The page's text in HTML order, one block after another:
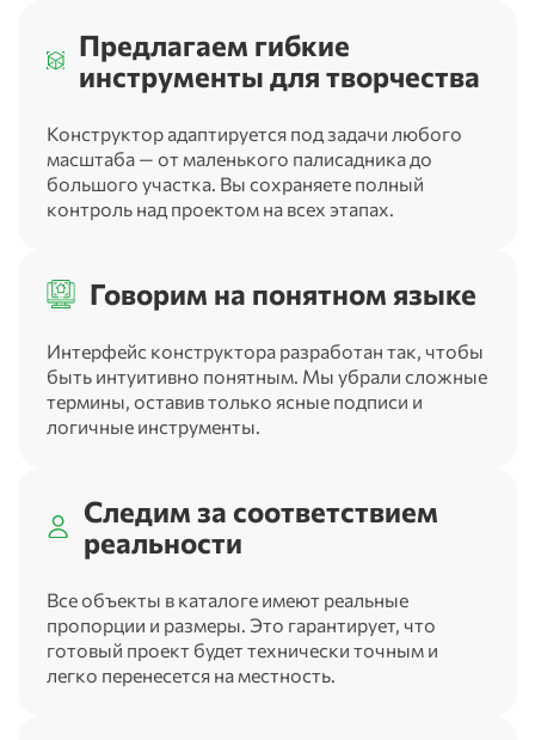
Предлагаем гибкие
инструменты для творчества
Конструктор адаптируется под задачи любого
масштаба — от маленького палисадника до
большого участка. Вы сохраняете полный
контроль над проектом на всех этапах.
Говорим на понятном языке
Интерфейс конструктора разработан так, чтобы
быть интуитивно понятным. Мы убрали сложные
термины, оставив только ясные подписи и
логичные инструменты.
Следим за соответствием
реальности
Все объекты в каталоге имеют реальные
пропорции и размеры. Это гарантирует, что
готовый проект будет технически точным и
легко перенесется на местность.